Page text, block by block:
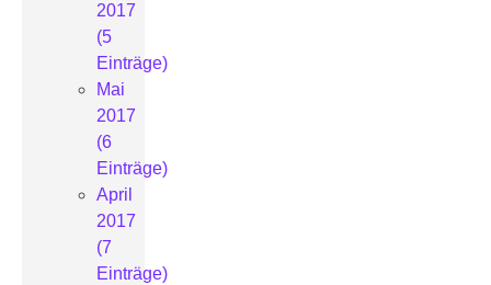
2017
(5
Einträge)
Mai
2017
(6
Einträge)
April
2017
(7
Einträge)